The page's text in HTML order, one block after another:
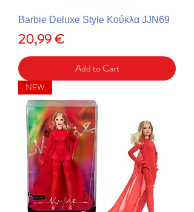
Barbie Deluxe Style Κούκλα JJN69
Price
20,99 €
Add to Cart
NEW